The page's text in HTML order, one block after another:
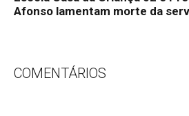
Afonso lamentam morte da
COMENTÁRIOS